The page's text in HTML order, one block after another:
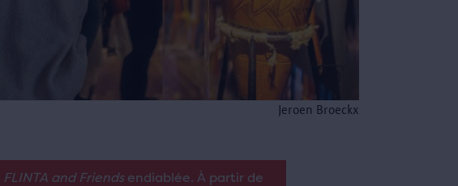
Jeroen Broeckx
FLINTA and Friends endiablée. À partir de